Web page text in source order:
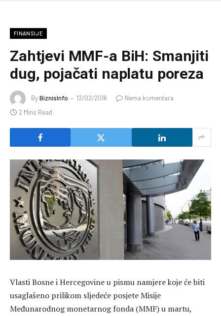
FINANSIJE
Zahtjevi MMF-a BiH: Smanjiti
dug, pojačati naplatu poreza
ByBiznisInfo 12/02/2016
Nema komentara
2 Mins Read
Vlasti Bosne i Hercegovine u pismu namjere koje će biti
usaglašeno prilikom sljedeće posjete Misije
Međunarodnog monetarnog fonda (MMF) u martu,